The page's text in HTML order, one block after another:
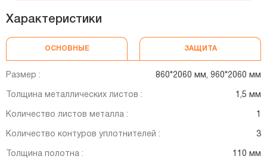
Характеристики
ОСНОВНЫЕ ЗАЩИТА
Размер : 860*2060 мм, 960*2060 мм
Толщина металлических листов : 1,5 мм
Количество листов металла : 1
Количество контуров уплотнителей : 3
Толщина полотна : 110 мм